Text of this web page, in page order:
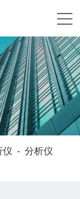
仪 -分析仪